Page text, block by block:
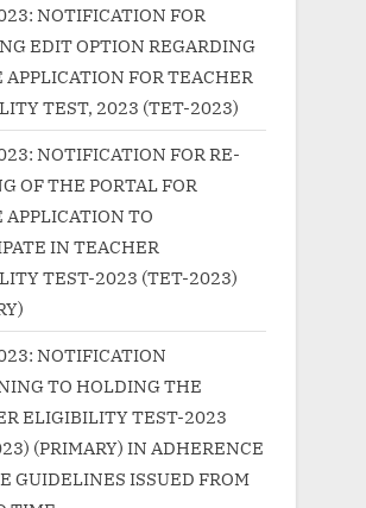
NOTIFICATION FOR
EDIT OPTION REGARDING
FOR TEACHER
TEST, 2023 (TET-2023)
NOTIFICATION FOR RE-
OF THE PORTAL FOR
TO
IN TEACHER
TEST-2023 (TET-2023)
NOTIFICATION
TO HOLDING THE
ELIGIBILITY TEST-2023
(PRIMARY) IN ADHERENCE
GUIDELINES ISSUED FROM